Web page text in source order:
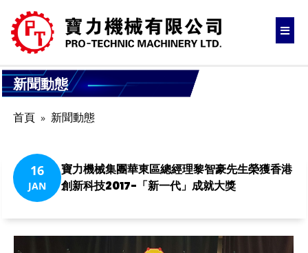
新聞動態
首頁 新聞動態
16
JAN
寶力機械集團華東區總經理黎智豪先生榮獲香港
創新科技2017-「新一代」成就大獎